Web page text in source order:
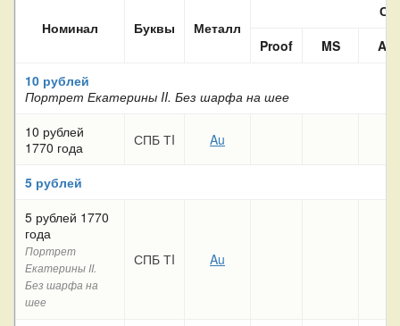
Номинал Буквы Металл
Proof
MS
AU
10 рублей
Портрет Екатерины II. Без шарфа на шее
10 рублей
1770 года
СПБ ТI Au
5 рублей
5 рублей 1770
года
Портрет
Екатерины II.
Без шарфа на
шее
СПБ ТI Au